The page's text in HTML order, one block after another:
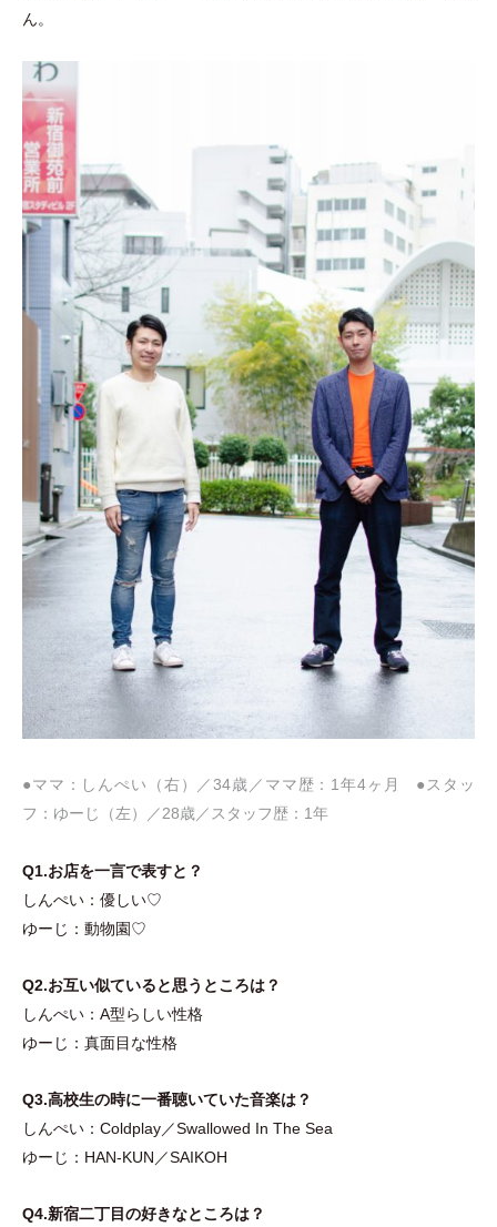
ん。
●ママ：しんぺい （右） ／34歳／ママ歴：1年4ヶ月 ●スタッ
フ：ゆーじ
（左） ／28歳／スタッフ歴：1年
Q1.お店を一言で表すと？
しんぺい：優しい♡
ゆーじ：動物園♡
Q2.お互い似ていると思うところは？
しんぺい：A型らしい性格
ゆーじ：真面目な性格
Q3.高校生の時に一番聴いていた音楽は？
しんぺい：Coldplay／Swallowed In The Sea
ゆーじ：HAN-KUN／SAIKOH
Q4.新宿二丁目の好きなところは？